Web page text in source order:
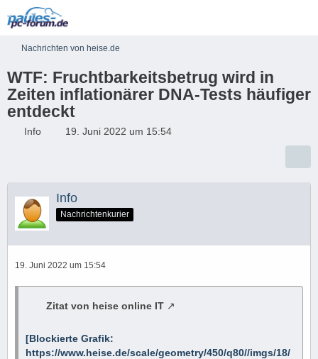
Nachrichten von heise.de
WTF: Fruchtbarkeitsbetrug wird in
Zeiten inflationärer DNA-Tests häufiger
entdeckt
Info 19. Juni 2022 um 15:54
Info
Nachrichtenkurier
19. Juni 2022 um 15:54
Zitat von heise online IT
[Blockierte Grafik:
https://www.heise.de/scale/geometry/450/q80//imgs/18/